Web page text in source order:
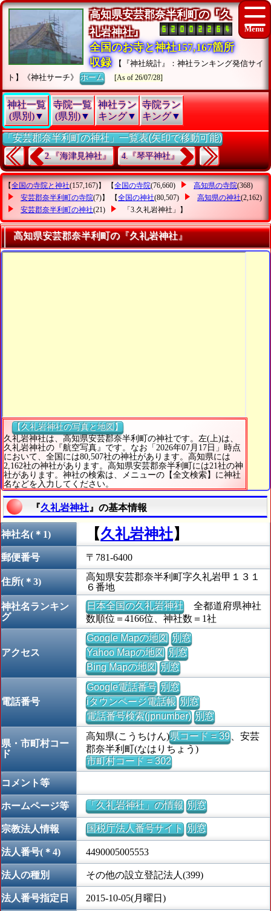
高知県安芸郡奈半利町の『久
礼岩神社』
全国のお寺と神社157,167箇所
収録
【『神社統計』：神社ランキング発信サイ
ト】《神社サーチ》ホーム [As of 26/07/28]
神社一覧
(県別)▼
寺院一覧
(県別)▼
神社ラン
キング▼
寺院ラン
キング▼
「安芸郡奈半利町の神社」一覧表(矢印で移動可能)
2.『海津見神社』 4.『琴平神社』
【全国の寺院と神社(157,167)】 【全国の寺院(76,660) 高知県の寺院(368)
安芸郡奈半利町の寺院(7)】 【全国の神社(80,507) 高知県の神社(2,162)
安芸郡奈半利町の神社(21) 「3.久礼岩神社」 】
高知県安芸郡奈半利町の『久礼岩神社』
【久礼岩神社の写真と地図】
久礼岩神社は、高知県安芸郡奈半利町の神社です。左(上)は、
久礼岩神社の『航空写真』です。なお「2026年07月17日」時点
において、全国には80,507社の神社があります。高知県には
2,162社の神社があります。高知県安芸郡奈半利町には21社の神
社があります。神社の検索は、メニューの【全文検索】に神社
名などを入力してください。
『久礼岩神社 』の基本情報
神社名(＊1) 【久礼岩神社】
郵便番号 〒781-6400
住所(＊3)
高知県安芸郡奈半利町字久礼岩甲１３１
６番地
神社名ランキン
グ
日本全国の久礼岩神社全都道府県神社
数順位＝4166位、神社数＝1社
アクセス
Google Mapの地図 別窓
Yahoo Mapの地図 別窓
Bing Mapの地図 別窓
電話番号
Google電話番号 別窓
iタウンページ電話帳 別窓
電話番号検索(jpnumber) 別窓
県・市町村コー
ド
高知県(こうちけん)県コード = 39、安芸
郡奈半利町(なはりちょう)
市町村コード = 302
コメント等
ホームページ等 「久礼岩神社」の情報 別窓
宗教法人情報 国税庁法人番号サイト 別窓
法人番号(＊4) 4490005005553
法人の種別 その他の設立登記法人(399)
法人番号指定日 2015-10-05(月曜日)